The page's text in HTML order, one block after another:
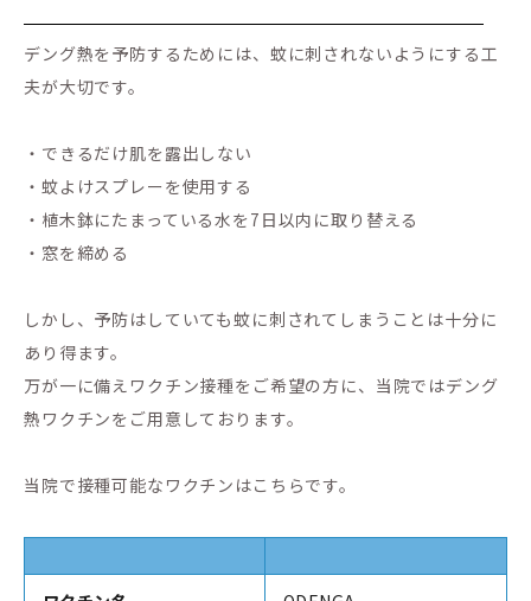
デング熱を予防するためには、蚊に刺されないようにする工
夫が大切です。
・できるだけ肌を露出しない
・蚊よけスプレーを使用する
・植木鉢にたまっている水を7日以内に取り替える
・窓を締める
しかし、予防はしていても蚊に刺されてしまうことは十分に
あり得ます。
万が一に備えワクチン接種をご希望の方に、当院ではデング
熱ワクチンをご用意しております。
当院で接種可能なワクチンはこちらです。